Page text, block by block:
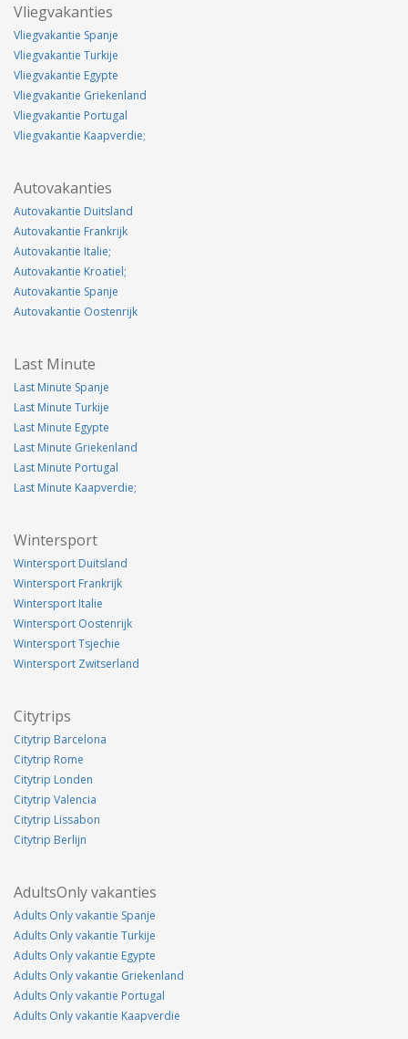
Vliegvakanties
Vliegvakantie Spanje
Vliegvakantie Turkije
Vliegvakantie Egypte
Vliegvakantie Griekenland
Vliegvakantie Portugal
Vliegvakantie Kaapverdie;
Autovakanties
Autovakantie Duitsland
Autovakantie Frankrijk
Autovakantie Italie;
Autovakantie Kroatiel;
Autovakantie Spanje
Autovakantie Oostenrijk
Last Minute
Last Minute Spanje
Last Minute Turkije
Last Minute Egypte
Last Minute Griekenland
Last Minute Portugal
Last Minute Kaapverdie;
Wintersport
Wintersport Duitsland
Wintersport Frankrijk
Wintersport Italie
Wintersport Oostenrijk
Wintersport Tsjechie
Wintersport Zwitserland
Citytrips
Citytrip Barcelona
Citytrip Rome
Citytrip Londen
Citytrip Valencia
Citytrip Lissabon
Citytrip Berlijn
AdultsOnly vakanties
Adults Only vakantie Spanje
Adults Only vakantie Turkije
Adults Only vakantie Egypte
Adults Only vakantie Griekenland
Adults Only vakantie Portugal
Adults Only vakantie Kaapverdie